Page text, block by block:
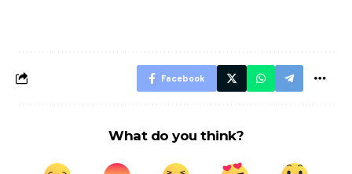
Facebook
What do you think?